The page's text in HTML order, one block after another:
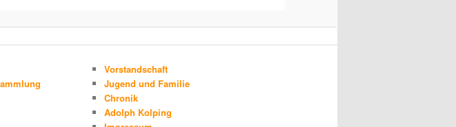
Vorstandschaft
Jugend und Familie
Chronik
Adolph Kolping